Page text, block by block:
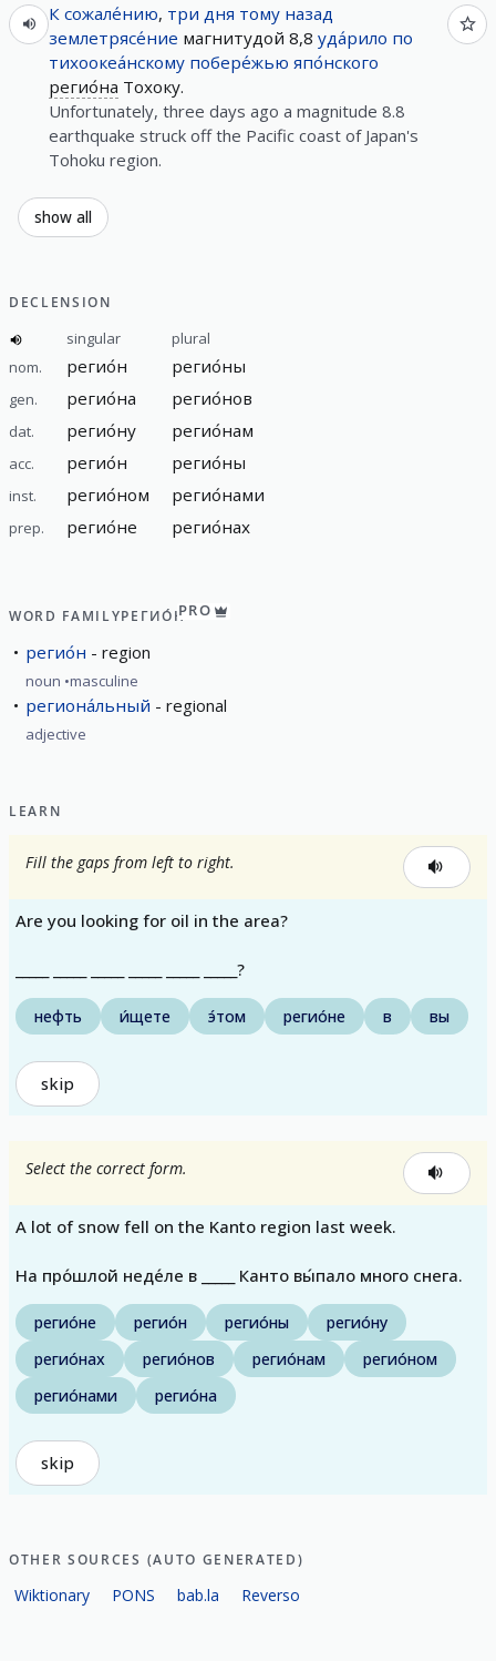
К сожале́нию, три дня тому назад
землетрясе́ние магнитудой 8,8 уда́рило по
тихоокеа́нскому побере́жью япо́нского
регио́на Тохоку.
Unfortunately, three days ago a magnitude 8.8
earthquake struck off the Pacific coast of Japan's
Tohoku region.
show all
DECLENSION
singular
plural
nom.
регио́н регио́ны
gen. регио́на регио́нов
dat. регио́ну регио́нам
acc. регио́н регио́ны
inst. регио́ном регио́нами
prep. регио́не регио́нах
WORD FAMILYРЕГИО́НPRO
регио́н region
noun masculine
региона́льный regional
adjective
LEARN
Fill the gaps from left to right.
Are you looking for oil in the area?
_____ _____ _____ _____ _____ _____?
нефть и́щете э́том регио́не в вы
skip
Select the correct form.
A lot of snow fell on the Kanto region last week.
На про́шлой неде́ле в _____ Канто вы́пало много снега.
регио́не регио́н регио́ны
регио́ну
регио́нах
регио́нов регио́нам
регио́ном
регио́нами
регио́на
skip
OTHER SOURCES (AUTO GENERATED)
Wiktionary PONS bab.la Reverso